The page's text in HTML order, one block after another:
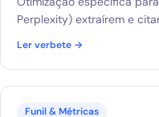
Perplexity) extraírem e
Ler verbete →
Funil & Métricas